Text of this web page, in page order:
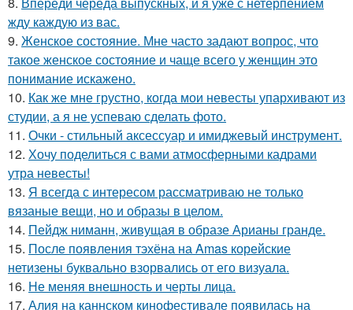
жду каждую из вас.
9. Женское состояние. Мне часто задают вопрос, что
такое женское состояние и чаще всего у женщин это
понимание искажено.
10. Как же мне грустно, когда мои невесты упархивают из
студии, а я не успеваю сделать фото.
11. Очки - стильный аксессуар и имиджевый инструмент.
12. Хочу поделиться с вами атмосферными кадрами
утра невесты!
13. Я всегда с интересом рассматриваю не только
вязаные вещи, но и образы в целом.
14. Пейдж ниманн, живущая в образе Арианы гранде.
15. После появления тэхёна на Amas корейские
нетизены буквально взорвались от его визуала.
16. Не меняя внешность и черты лица.
17. Алия на каннском кинофестивале появилась на